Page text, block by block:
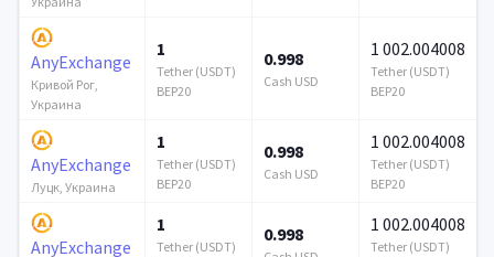
AnyExchange
Кривой Рог,
Украина
1
Tether (USDT)
BEP20
0.998
Cash USD
1 002.004008
Tether (USDT)
BEP20
AnyExchange
Луцк, Украина
1
Tether (USDT)
BEP20
0.998
Cash USD
1 002.004008
Tether (USDT)
BEP20
AnyExchange
1
Tether (USDT)
0.998 1 002.004008
Tether (USDT)